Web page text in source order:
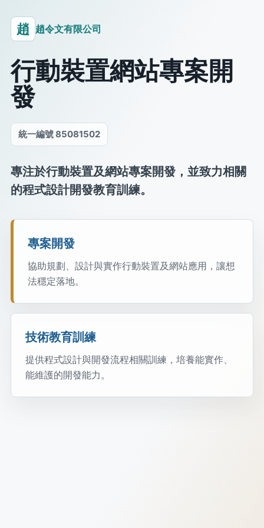
趙 趙令文有限公司
行動裝置網站專案開
發
統一編號 85081502
專注於行動裝置及網站專案開發，並致力相關
的程式設計開發教育訓練。
專案開發
協助規劃、設計與實作行動裝置及網站應用，讓想
法穩定落地。
技術教育訓練
提供程式設計與開發流程相關訓練，培養能實作、
能維護的開發能力。